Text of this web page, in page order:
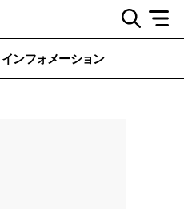
インフォメーション